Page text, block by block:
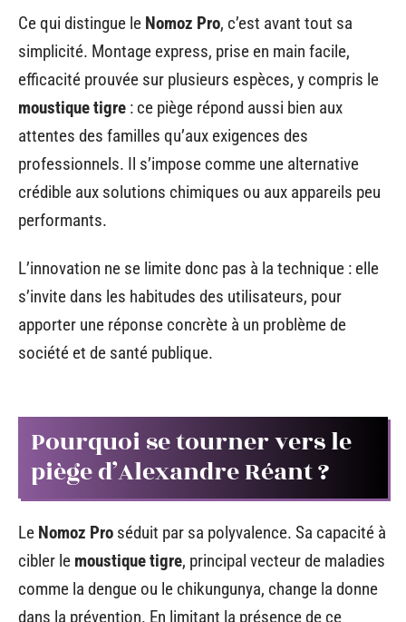
Ce qui distingue le Nomoz Pro, c’est avant tout sa
simplicité. Montage express, prise en main facile,
efficacité prouvée sur plusieurs espèces, y compris le
moustique tigre : ce piège répond aussi bien aux
attentes des familles qu’aux exigences des
professionnels. Il s’impose comme une alternative
crédible aux solutions chimiques ou aux appareils peu
performants.
L’innovation ne se limite donc pas à la technique : elle
s’invite dans les habitudes des utilisateurs, pour
apporter une réponse concrète à un problème de
société et de santé publique.
Pourquoi se tourner vers le
piège d’Alexandre Réant ?
Le Nomoz Pro séduit par sa polyvalence. Sa capacité à
cibler le moustique tigre, principal vecteur de maladies
comme la dengue ou le chikungunya, change la donne
dans la prévention. En limitant la présence de ce